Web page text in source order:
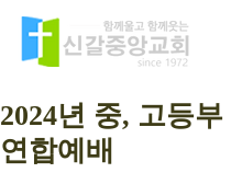
2024년 중, 고등
연합예배